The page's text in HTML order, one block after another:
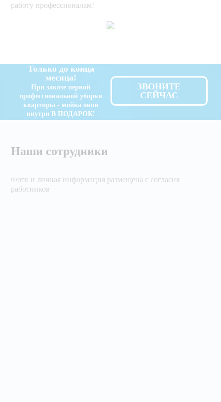
работу профессионалам!
Только до конца
месяца!
При заказе первой
профессиональной уборки
квартиры - мойка окон
внутри В ПОДАРОК!
ЗВОНИТЕ
СЕЙЧАС
Наши сотрудники
Фото и личная информация размещена с согласия
работников